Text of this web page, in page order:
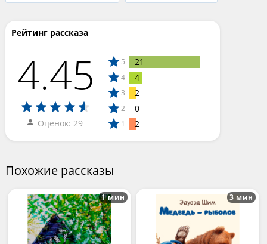
Рейтинг рассказа
4.45
Оценок: 29
5 21
4 4
3 2
2 0
1 2
Похожие рассказы
1 мин 3 мин